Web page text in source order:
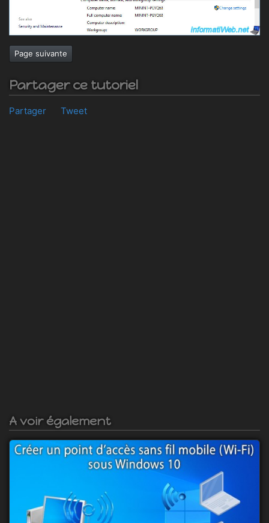
Page suivante
Partager ce tutoriel
Partager Tweet
A voir également